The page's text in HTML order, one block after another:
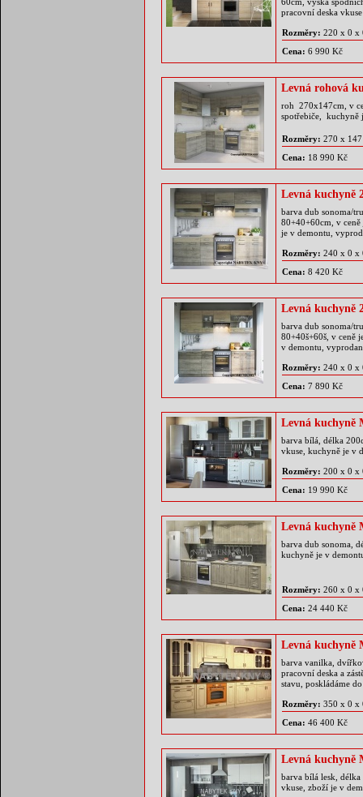
pracovní deska
Rozměry: 220 x 0 x
Cena: 6 990 Kč
Levná rohová
roh 270x147cm, v
spotřebiče, kuchyně
Rozměry: 270 x
Cena: 18 990 Kč
Levná kuchyně
barva dub sonoma/
80+40+60cm, v
je v demontu,
Rozměry: 240 x 0 x
Cena: 8 420 Kč
Levná kuchyně
barva dub sonoma/
80+40š+60š, v ceně
v demontu,
Rozměry: 240 x 0 x
Cena: 7 890 Kč
Levná kuchyně
barva bílá, délka
vkuse, kuchyně je v
Rozměry: 200 x 0 x
Cena: 19 990 Kč
Levná kuchyně
barva dub sonoma,
kuchyně je v
Rozměry: 260 x 0 x
Cena: 24 440 Kč
Levná kuchyně
barva vanilka,
pracovní deska a
stavu, poskládáme
Rozměry: 350 x 0 x
Cena: 46 400 Kč
Levná kuchyně
barva bílá lesk,
vkuse, zboží je v